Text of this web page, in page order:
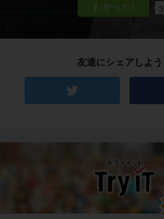
友達にシェアしよう